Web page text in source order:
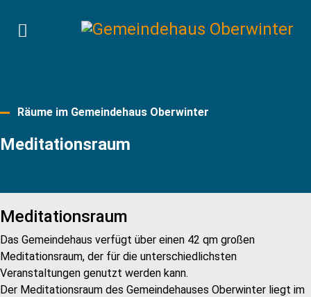
Räume im Gemeindehaus Oberwinter
Meditationsraum
Meditationsraum
Das Gemeindehaus verfügt über einen 42 qm großen
Meditationsraum, der für die unterschiedlichsten
Veranstaltungen genutzt werden kann.
Der Meditationsraum des Gemeindehauses Oberwinter liegt im